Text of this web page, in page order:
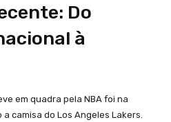
Do
à
em quadra pela NBA foi na
camisa do Los Angeles Lakers.